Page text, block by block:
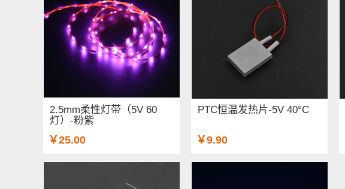
2.5mm柔性灯带（5V 60
灯）-粉紫
￥25.00
PTC恒温发热片-5V 40°C
￥9.90